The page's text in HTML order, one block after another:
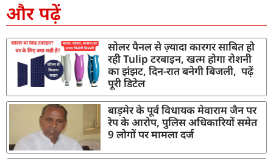
और पढ़ें
सोलर पैनल से ज़्यादा कारगर साबित हो
रही Tulip टरबाइन, खत्म होगा रोशनी
का झंझट, दिन-रात बनेगी बिजली, पढ़ें
पूरी डिटेल
बाड़मेर के पूर्व विधायक मेवाराम जैन पर
रेप के आरोप, पुलिस अधिकारियों समेत
9 लोगों पर मामला दर्ज